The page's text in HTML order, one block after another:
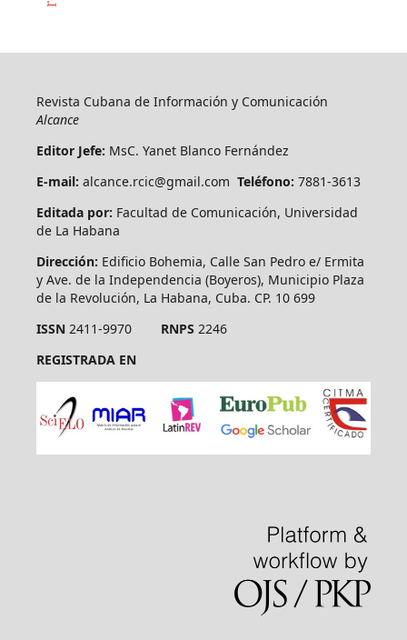
Revista Cubana de Información y Comunicación
Alcance
Editor Jefe: MsC. Yanet Blanco Fernández
E-mail: alcance.rcic@gmail.com Teléfono: 7881-3613
Editada por: Facultad de Comunicación, Universidad
de La Habana
Dirección: Edificio Bohemia, Calle San Pedro e/ Ermita
y Ave. de la Independencia (Boyeros), Municipio Plaza
de la Revolución, La Habana, Cuba. CP. 10 699
ISSN2411-9970 RNPS 2246
REGISTRADA EN